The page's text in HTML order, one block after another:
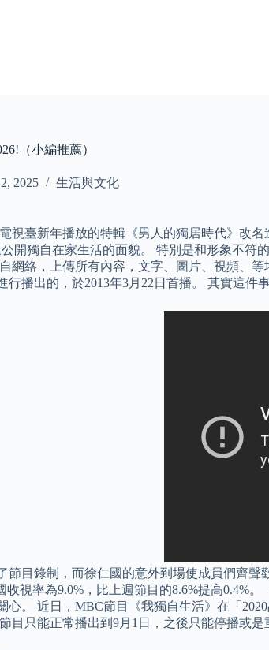
（小編推薦）
2025 生活與文化
視臺新年播放的特輯《男人的獨居時代》改
開獨自在家生活的面貌。 特別是和形象不
網絡，上傳所有內容，文字、圖片、視頻、
行播出的，於2013年3月22日首播。 其實這
節目錄制，而徐仁國的意外到場使成員們齊聲
收視率為9.0%，比上週節目的8.6%提高0.4%
心。 近日，MBC節目《我獨自生活》在「
目只能正常播出到9月1日，之後只能停播或是